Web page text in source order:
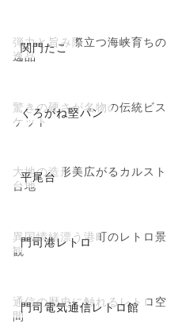
関門たこ
弾力と旨み際立つ海峡育ちの
逸品
くろがね堅パン
驚きの硬さが名物の伝統ビス
ケット
平尾台
大地の造形美広がるカルスト
台地
門司港レトロ
異国情緒漂う港町のレトロ景
観
門司電気通信レトロ館
通信の歴史に触れるレトロ空
間